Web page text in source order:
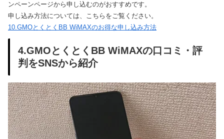
ンペーンページから申し込むのがおすすめです。
申し込み方法については、こちらをご覧ください。
10.GMOとくとくBB WiMAXのお得な申し込み方法
4.GMOとくとくBB WiMAXの口コミ・評
判をSNSから紹介